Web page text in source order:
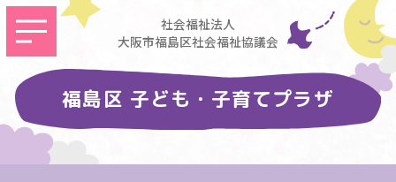
社会福祉法人
大阪市福島区社会福祉協議会
福島区 子ども・子育てプラザ